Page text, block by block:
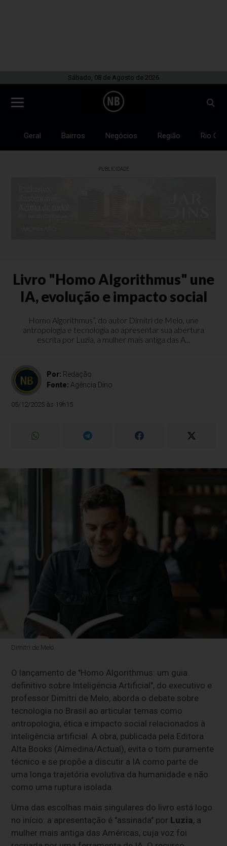
Sábado, 08 de Agosto de 2026
Geral Bairros Negócios Região Rio
PUBLICIDADE
Livro "Homo Algorithmus" une
IA, evolução e impacto social
Homo Algorithmus”, do autor Dimitri de Melo, une
antropologia e tecnologia ao apresentar sua abertura
escrita por Luzia, a mulher mais antiga das A...
Por: Redação
Fonte: Agência Dino
05/12/2025 às 19h15
Dimitri de Melo
O lançamento de "Homo Algorithmus: um guia
definitivo sobre Inteligência Artificial", do executivo e
professor Dimitri de Melo, aborda o debate sobre
tecnologia no Brasil ao articular temas como
antropologia, ética e impacto social relacionados à
inteligência artificial. A obra, publicada pela Editora
Alta Books (Almedina/Actual), evita o tom puramente
técnico e se propõe a discutir a IA como parte de
uma longa trajetória evolutiva da humanidade e não
como uma ruptura isolada.
Uma das escolhas mais singulares do livro está logo
no início: a apresentação é "assinada" por Luzia, a
mulher mais antiga das Américas, cuja voz foi